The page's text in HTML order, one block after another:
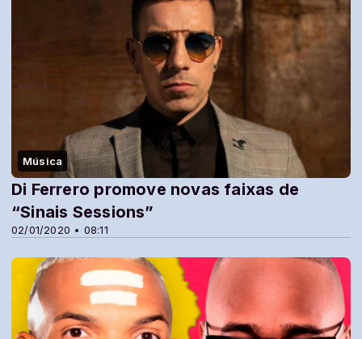
Música
02/01/2020 • 08:11
Di Ferrero promove novas faixas de
“Sinais Sessions”